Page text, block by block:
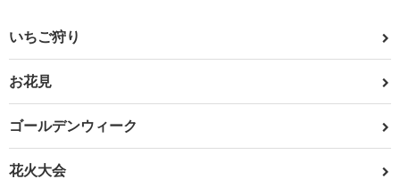
いちご狩り
お花見
ゴールデンウィーク
花火大会